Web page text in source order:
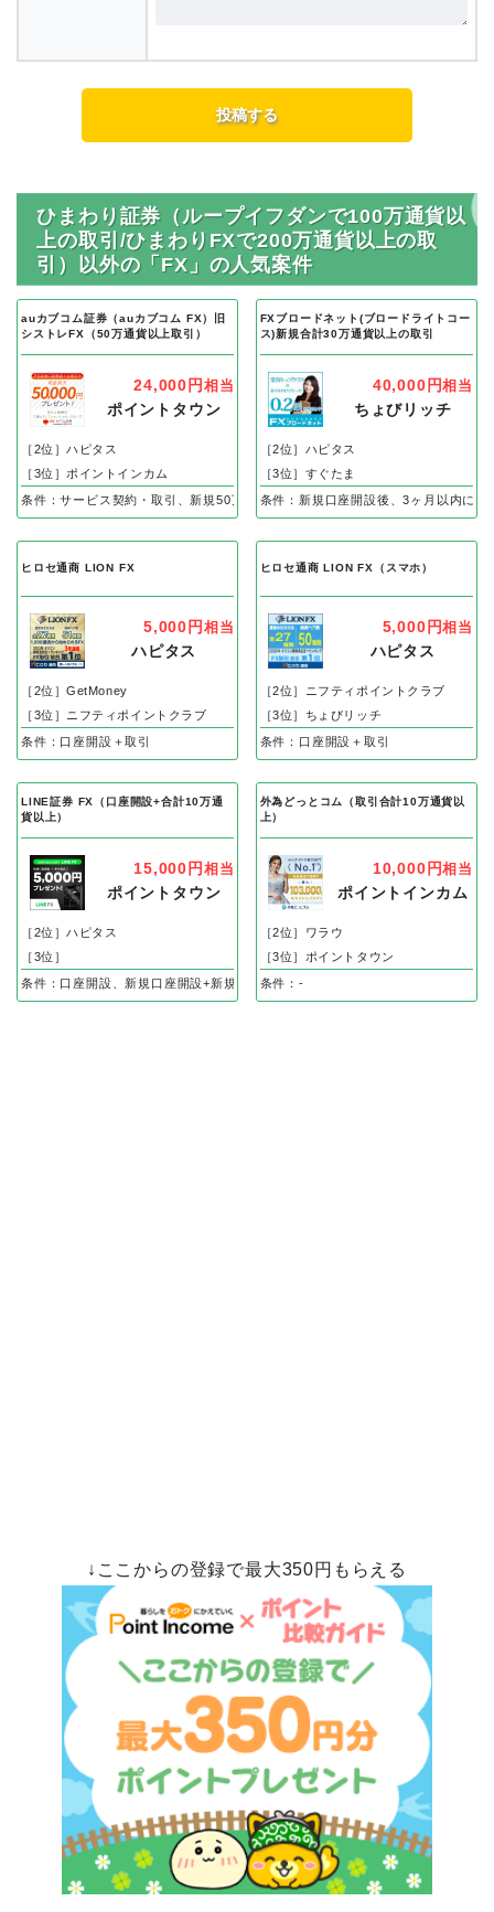
ひまわり証券（ループイフダンで100万通貨以
上の取引/ひまわりFXで200万通貨以上の取
引）以外の「FX」の人気案件
auカブコム証券（auカブコム FX）旧
シストレFX（50万通貨以上取引）
24,000円 相当
ポイントタウン
［2位］ハピタス
［3位］ポイントインカム
条件：サービス契約・取引、新規50万通貨以上取引完了（FX口座・申込日から
FXブロードネット(ブロードライトコー
ス)新規合計30万通貨以上の取引
40,000円相当
ちょびリッチ
［2位］ハピタス
［3位］すぐたま
条件：新規口座開設後、3ヶ月以内に
ヒロセ通商 LION FX
5,000円 相当
ハピタス
［2位］GetMoney
［3位］ニフティポイントクラブ
条件：口座開設＋取引
ヒロセ通商 LION FX（スマホ）
5,000円相当
ハピタス
［2位］ニフティポイントクラブ
［3位］ちょびリッチ
条件：口座開設＋取引
LINE証券 FX（口座開設+合計10万通
貨以上）
15,000円 相当
ポイントタウン
［2位］ハピタス
［3位］
条件：口座開設、新規口座開設+新規取引合計10万通貨以上取引完了（口座申込
外為どっとコム（取引合計10万通貨以
上）
10,000円相当
ポイントインカム
［2位］ワラウ
［3位］ポイントタウン
条件：-
↓ここからの登録で最大350円もらえる